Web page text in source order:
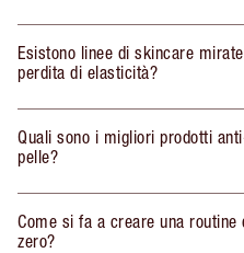
Esistono linee di skincare
perdita di elasticità?
Quali sono i migliori prodotti
pelle?
Come si fa a creare una routine
zero?